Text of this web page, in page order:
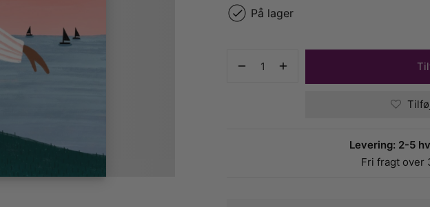
På lager
Levering: 2-5
Fri fragt over